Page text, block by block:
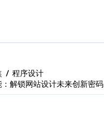
程序设计
解锁网站设计未来创新密码